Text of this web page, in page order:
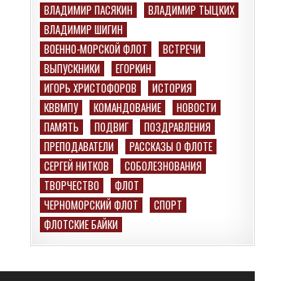
ВЛАДИМИР ПАСЯКИН
ВЛАДИМИР ТЫЦКИХ
ВЛАДИМИР ШИГИН
ВОЕННО-МОРСКОЙ ФЛОТ
ВСТРЕЧИ
ВЫПУСКНИКИ
ЕГОРКИН
ИГОРЬ ХРИСТОФОРОВ
ИСТОРИЯ
КВВМПУ
КОМАНДОВАНИЕ
НОВОСТИ
ПАМЯТЬ
ПОДВИГ
ПОЗДРАВЛЕНИЯ
ПРЕПОДАВАТЕЛИ
РАССКАЗЫ О ФЛОТЕ
СЕРГЕЙ НИТКОВ
СОБОЛЕЗНОВАНИЯ
ТВОРЧЕСТВО
ФЛОТ
ЧЕРНОМОРСКИЙ ФЛОТ
СПОРТ
ФЛОТСКИЕ БАЙКИ